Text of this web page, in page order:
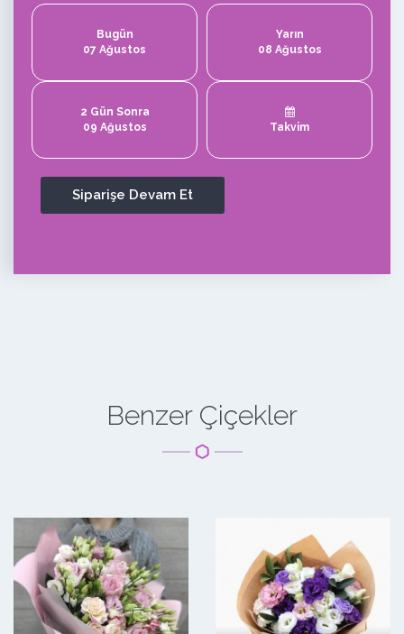
Bugün
07 Ağustos
Yarın
08 Ağustos
2 Gün Sonra
09 Ağustos
Takvim
Benzer Çiçekler